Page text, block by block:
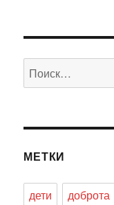
Искать:
МЕТКИ
дети доброта